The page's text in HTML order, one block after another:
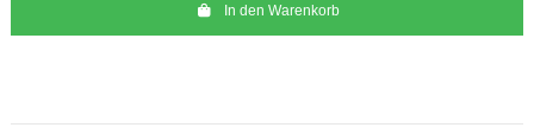
In den Warenkorb